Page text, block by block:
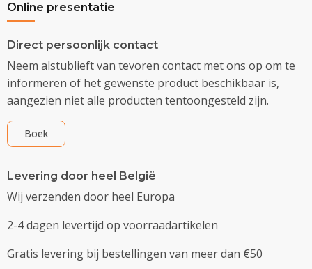
Online presentatie
Direct persoonlijk contact
Neem alstublieft van tevoren contact met ons op om te
informeren of het gewenste product beschikbaar is,
aangezien niet alle producten tentoongesteld zijn.
Boek
Levering door heel België
Wij verzenden door heel Europa
2-4 dagen levertijd op voorraadartikelen
Gratis levering bij bestellingen van meer dan €50